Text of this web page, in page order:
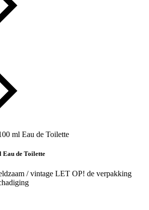
Eau de Toilette
/ vintage LET OP! de verpakking